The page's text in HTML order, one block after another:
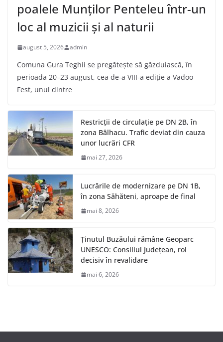
poalele Munților Penteleu într-un
loc al muzicii și al naturii
august 5, 2026 admin
Comuna Gura Teghii se pregătește să găzduiască, în
perioada 20–23 august, cea de-a VIII-a ediție a Vadoo
Fest, unul dintre
Restricții de circulație pe DN 2B, în
zona Bâlhacu. Trafic deviat din cauza
unor lucrări CFR
mai 27, 2026
Lucrările de modernizare pe DN 1B,
în zona Săhăteni, aproape de final
mai 8, 2026
Ținutul Buzăului rămâne Geoparc
UNESCO: Consiliul Județean, rol
decisiv în revalidare
mai 6, 2026